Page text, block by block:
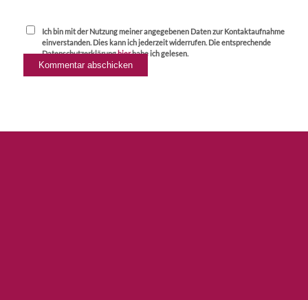
Ich bin mit der Nutzung meiner angegebenen Daten zur Kontaktaufnahme
einverstanden. Dies kann ich jederzeit widerrufen. Die entsprechende
Datenschutzerklärunghierhabe ich gelesen.